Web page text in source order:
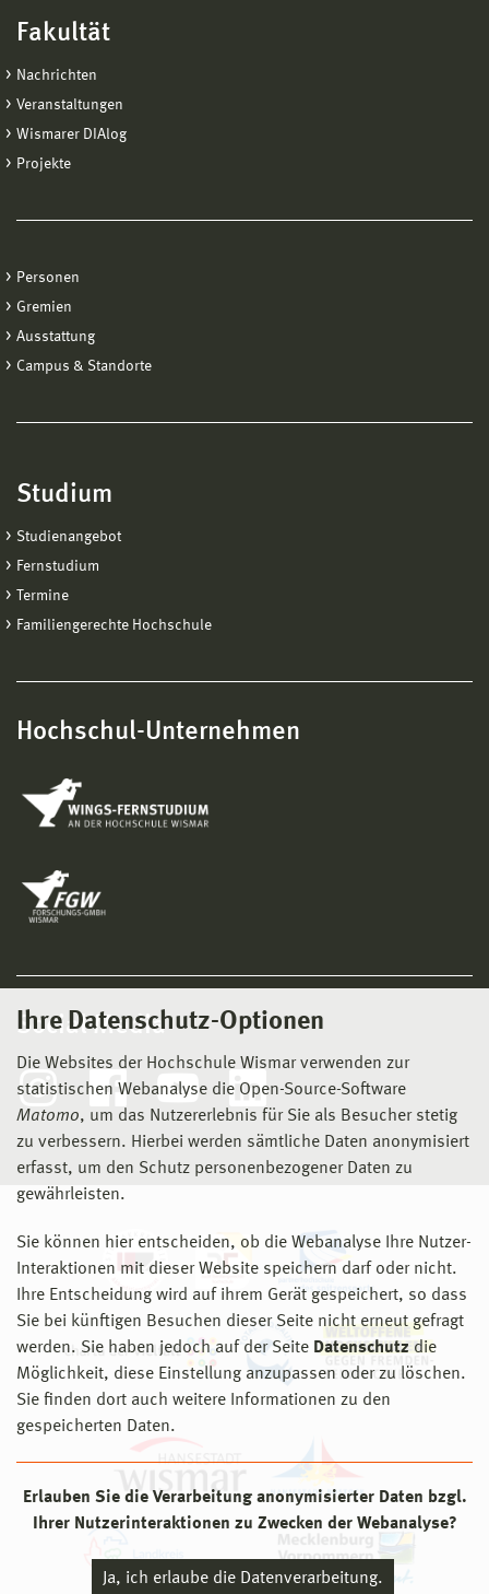
Ihre Datenschutz-Optionen
Die Websites der Hochschule Wismar verwenden zur
statistischen Webanalyse die Open-Source-Software
Matomo, um das Nutzererlebnis für Sie als Besucher stetig
zu verbessern. Hierbei werden sämtliche Daten anonymisiert
erfasst, um den Schutz personenbezogener Daten zu
gewährleisten.
Sie können hier entscheiden, ob die Webanalyse Ihre Nutzer-
Interaktionen mit dieser Website speichern darf oder nicht.
Ihre Entscheidung wird auf ihrem Gerät gespeichert, so dass
Sie bei künftigen Besuchen dieser Seite nicht erneut gefragt
werden. Sie haben jedoch auf der Seite Datenschutz die
Möglichkeit, diese Einstellung anzupassen oder zu löschen.
Sie finden dort auch weitere Informationen zu den
gespeicherten Daten.
Erlauben Sie die Verarbeitung anonymisierter Daten bzgl.
Ihrer Nutzerinteraktionen zu Zwecken der Webanalyse?
Ja, ich erlaube die Datenverarbeitung.
Fakultät
Nachrichten
Veranstaltungen
Wismarer DIAlog
Projekte
Personen
Gremien
Ausstattung
Campus & Standorte
Studium
Studienangebot
Fernstudium
Termine
Familiengerechte Hochschule
Hochschul-Unternehmen
Social Media